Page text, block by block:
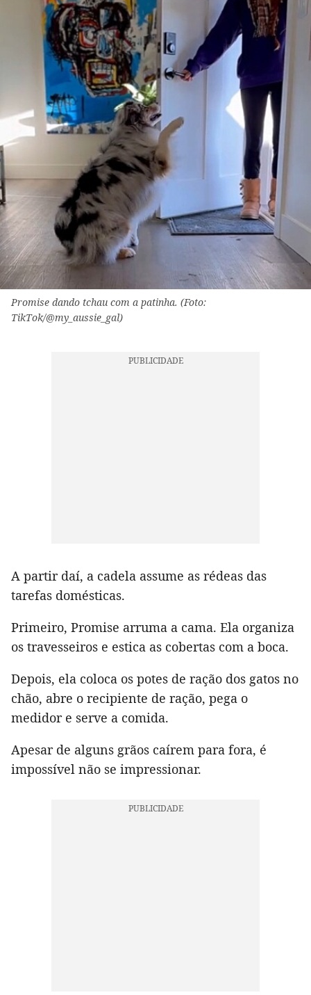
Promise dando tchau com a patinha. (Foto:
TikTok/@my_aussie_gal)
A partir daí, a cadela assume as rédeas das
tarefas domésticas.
Primeiro, Promise arruma a cama. Ela organiza
os travesseiros e estica as cobertas com a boca.
Depois, ela coloca os potes de ração dos gatos no
chão, abre o recipiente de ração, pega o
medidor e serve a comida.
Apesar de alguns grãos caírem para fora, é
impossível não se impressionar.